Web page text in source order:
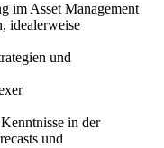
im Asset Management
idealerweise
und
in der
und